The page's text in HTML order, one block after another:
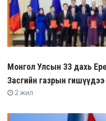
Монгол Улсын 33 дахь
Засгийн газрын
2 жил